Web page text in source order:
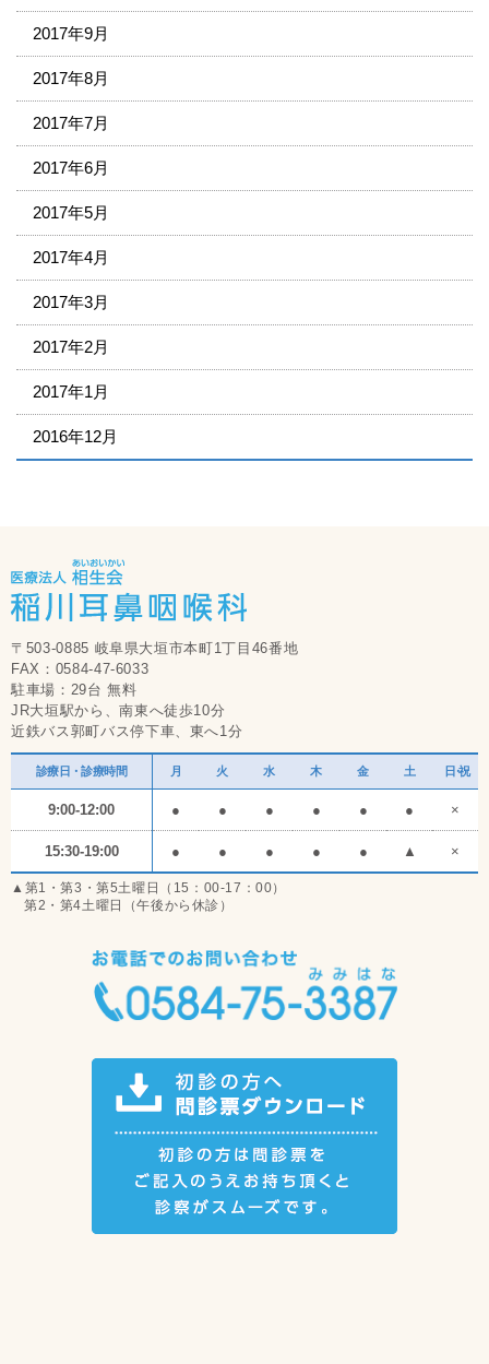
2017年9月
2017年8月
2017年7月
2017年6月
2017年5月
2017年4月
2017年3月
2017年2月
2017年1月
2016年12月
〒503-0885 岐阜県大垣市本町1丁目46番地
FAX：0584-47-6033
駐車場：29台 無料
JR大垣駅から、南東へ徒歩10分
近鉄バス郭町バス停下車、東へ1分
診療日・診療時間 月 火 水 木 金 土 日・祝
9:00-12:00 ● ● ● ● ● ● ×
15:30-19:00 ● ● ● ● ● ▲ ×
▲第1・第3・第5土曜日（15：00-17：00）
第2・第4土曜日（午後から休診）